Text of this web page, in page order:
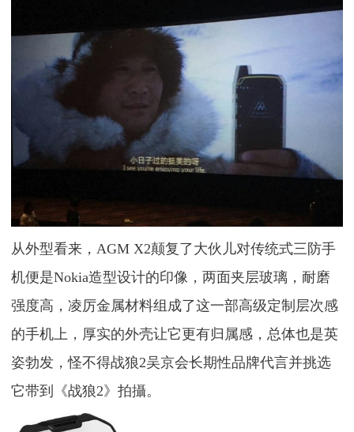
从外型看来，AGM X2颠复了大伙儿对传统式三防手
机便是Nokia造型设计的印像，两面夹层玻璃，耐磨
强度高，凌厉金属材料组成了这一部高级定制层次感
的手机上，厚实的外壳让它更有归属感，总体也是英
姿勃发，怪不得战狼2吴京会长期性品牌代言并挑选
它带到《战狼2》拍攝。